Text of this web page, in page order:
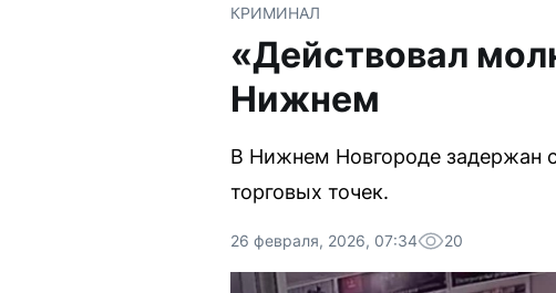
КРИМИНАЛ
«Действовал
Нижнем
В Нижнем Новгороде задержан
торговых точек.
26 февраля, 2026, 07:34 20